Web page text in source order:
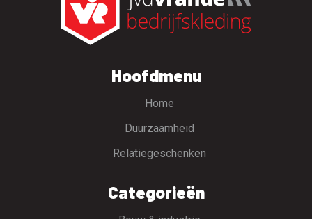
Hoofdmenu
Home
Duurzaamheid
Relatiegeschenken
Categorieën